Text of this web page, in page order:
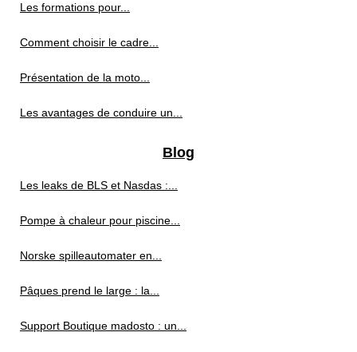
Les formations pour...
Comment choisir le cadre...
Présentation de la moto...
Les avantages de conduire un...
Blog
Les leaks de BLS et Nasdas :...
Pompe à chaleur pour piscine...
Norske spilleautomater en...
Pâques prend le large : la...
Support Boutique madosto : un...